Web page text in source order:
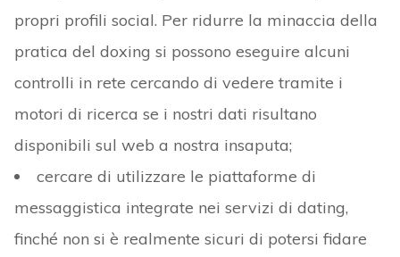
propri profili social. Per ridurre la minaccia della
pratica del doxing si possono eseguire alcuni
controlli in rete cercando di vedere tramite i
motori di ricerca se i nostri dati risultano
disponibili sul web a nostra insaputa;
cercare di utilizzare le piattaforme di
messaggistica integrate nei servizi di dating,
finché non si è realmente sicuri di potersi fidare